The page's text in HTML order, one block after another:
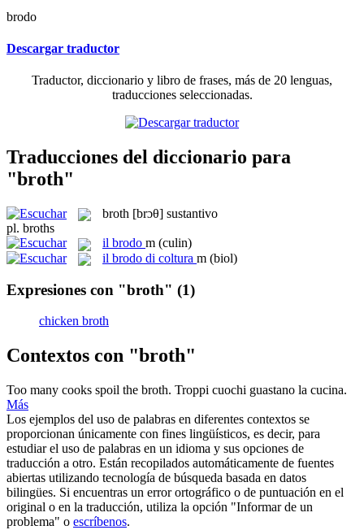
brodo
Descargar traductor
Traductor, diccionario y libro de frases, más de 20 lenguas,
traducciones seleccionadas.
Traducciones del diccionario para
"broth"
broth [brɔθ] sustantivo
pl. broths
il brodo m (culin)
il brodo di coltura m (biol)
Expresiones con "broth" (1)
chicken broth
Contextos con "broth"
Too many cooks spoil the broth. Troppi cuochi guastano la cucina.
Más
Los ejemplos del uso de palabras en diferentes contextos se
proporcionan únicamente con fines lingüísticos, es decir, para
estudiar el uso de palabras en un idioma y sus opciones de
traducción a otro. Están recopilados automáticamente de fuentes
abiertas utilizando tecnología de búsqueda basada en datos
bilingües. Si encuentras un error ortográfico o de puntuación en el
original o en la traducción, utiliza la opción "Informar de un
problema" o escríbenos.